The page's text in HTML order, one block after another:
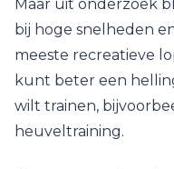
Maar uit onderzoek
bij hoge snelheden
meeste recreatieve
kunt beter een
wilt trainen,
heuveltraining.